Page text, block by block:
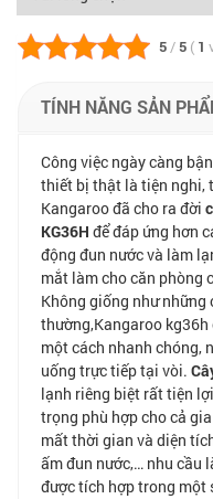
5 / 5 ( 1
TÍNH NĂNG SẢN
Công việc ngày càng
thiết bị thật là tiện nghi,
Kangaroo đã cho ra đời
KG36H để đáp ứng hơn
động đun nước và làm
mắt làm cho căn phòng
Không giống như những
thường,Kangaroo
một cách nhanh chóng,
uống trực tiếp tại vòi.
lạnh riêng biệt rất tiện
trọng phù hợp cho cả
mất thời gian và diện
ấm đun nước,… nhu cầu
được tích hợp trong một